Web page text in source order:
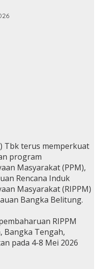
Tbk terus memperkuat
program
Masyarakat (PPM),
Rencana Induk
Masyarakat (RIPPM)
Bangka Belitung.
RIPPM
Bangka Tengah,
pada 4-8 Mei 2026